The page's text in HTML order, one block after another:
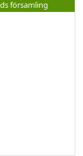
församling